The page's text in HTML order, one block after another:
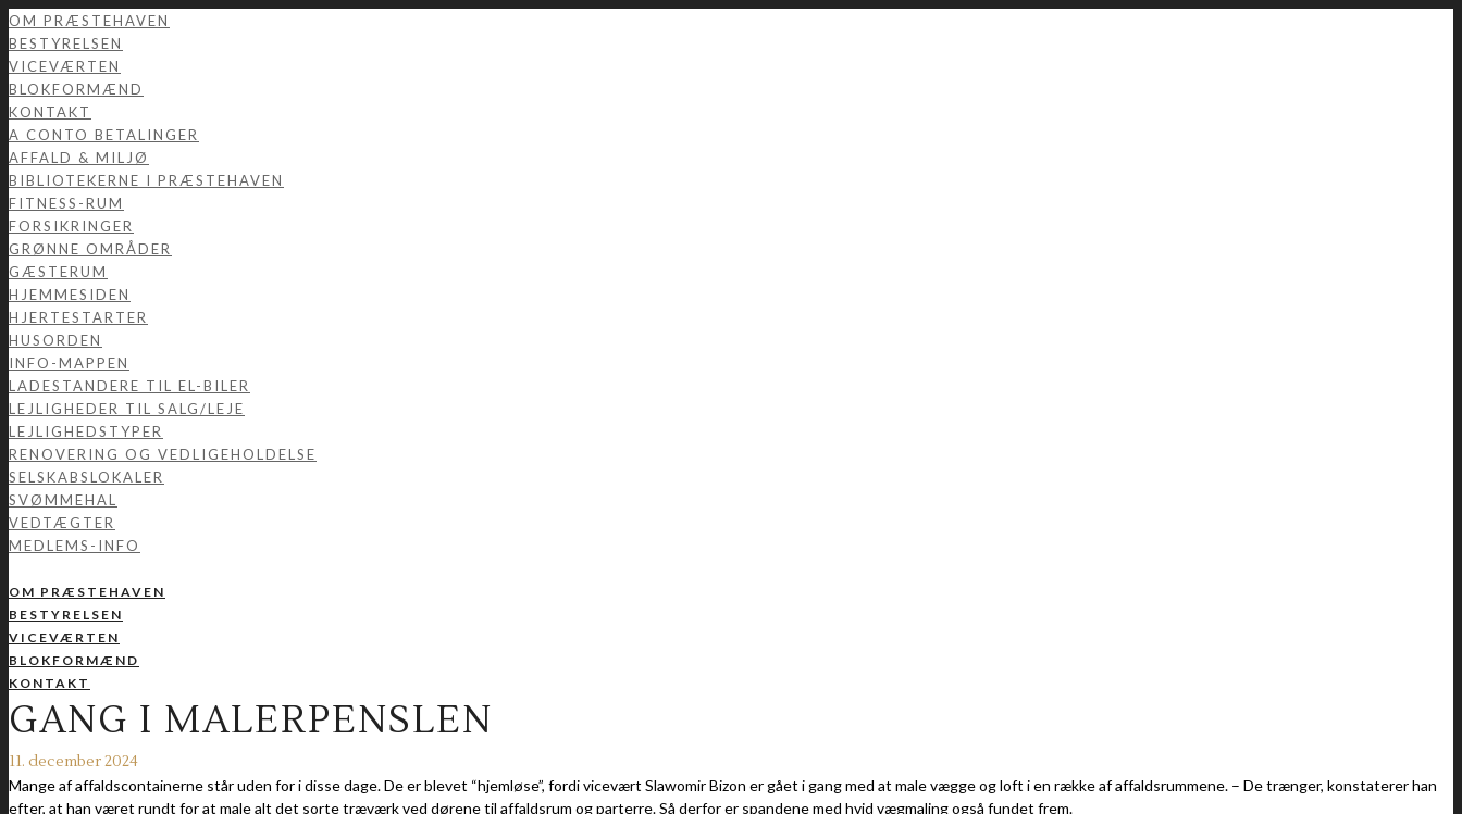
OM PRÆSTEHAVEN
BESTYRELSEN
VICEVÆRTEN
BLOKFORMÆND
KONTAKT
A CONTO BETALINGER
AFFALD & MILJØ
BIBLIOTEKERNE I PRÆSTEHAVEN
FITNESS-RUM
FORSIKRINGER
GRØNNE OMRÅDER
GÆSTERUM
HJEMMESIDEN
HJERTESTARTER
HUSORDEN
INFO-MAPPEN
LADESTANDERE TIL EL-BILER
LEJLIGHEDER TIL SALG/LEJE
LEJLIGHEDSTYPER
RENOVERING OG VEDLIGEHOLDELSE
SELSKABSLOKALER
SVØMMEHAL
VEDTÆGTER
MEDLEMS-INFO
OM PRÆSTEHAVEN
BESTYRELSEN
VICEVÆRTEN
BLOKFORMÆND
KONTAKT
GANG I MALERPENSLEN
11. december 2024
Mange af affaldscontainerne står uden for i disse dage. De er blevet “hjemløse”, fordi vicevært Slawomir Bizon er gået i gang med at male vægge og loft i en række af affaldsrummene. – De trænger, konstaterer han
efter, at han været rundt for at male alt det sorte træværk ved dørene til affaldsrum og parterre. Så derfor er spandene med hvid vægmaling også fundet frem.